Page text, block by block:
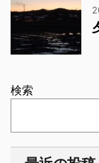
検索